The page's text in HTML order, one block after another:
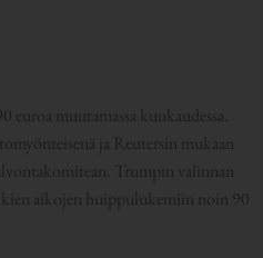
muutamassa kuukaudessa.
ja Reutersin mukaan
Trumpin valinnan
aikojen huippulukemiin noin 90